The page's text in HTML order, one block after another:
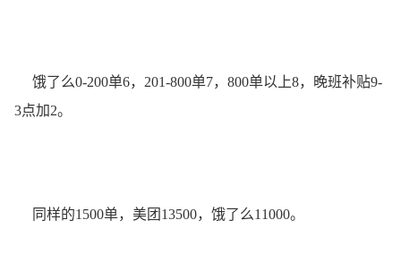
饿了么0-200单6，201-800单7，800单以上8，晚班补贴9-
3点加2。
同样的1500单，美团13500，饿了么11000。